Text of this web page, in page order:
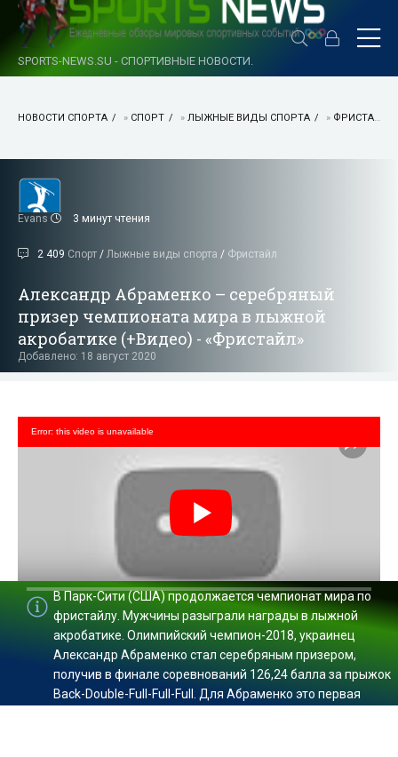
SPORTS-NEWS.SU - СПОРТИВНЫЕ НОВОСТИ.
НОВОСТИ СПОРТА » СПОРТ » ЛЫЖНЫЕ ВИДЫ СПОРТА » ФРИСТАЙЛ
Evans 3 минут чтения
2 409 Спорт / Лыжные виды спорта / Фристайл
Александр Абраменко – серебряный
призер чемпионата мира в лыжной
акробатике (+Видео) - «Фристайл»
Добавлено: 18 август 2020
/ 0:00
Error: this video is unavailable
В Парк-Сити (США) продолжается чемпионат мира по
фристайлу. Мужчины разыграли награды в лыжной
акробатике. Олимпийский чемпион-2018, украинец
Александр Абраменко стал серебряным призером,
получив в финале соревнований 126,24 балла за прыжок
Back-Double-Full-Full-Full. Для Абраменко это первая